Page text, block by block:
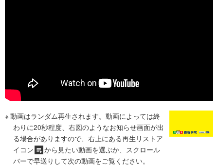
動画はランダム再生されます。動画によっては終
わりに20秒程度、右図のようなお知らせ画面が出
る場合がありますので、右上にある再生リストア
イコン
から見たい動画を選ぶか、スクロール
バーで早送りして次の動画をご覧ください。